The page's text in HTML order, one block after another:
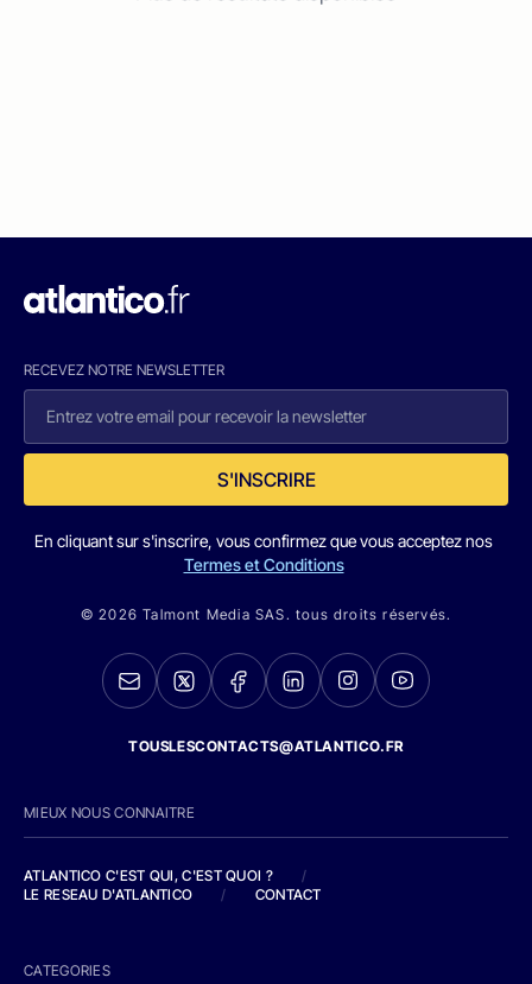
RECEVEZ NOTRE NEWSLETTER
S'INSCRIRE
En cliquant sur s'inscrire, vous confirmez que vous acceptez nos
Termes et Conditions
© 2026 Talmont Media SAS. tous droits réservés.
TOUSLESCONTACTS@ATLANTICO.FR
MIEUX NOUS CONNAITRE
ATLANTICO C'EST QUI, C'EST QUOI ?
/
LE RESEAU D'ATLANTICO
/ CONTACT
CATEGORIES